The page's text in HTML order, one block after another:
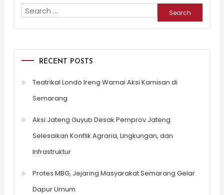
Search
for:
RECENT POSTS
Teatrikal Londo Ireng Warnai Aksi Kamisan di
Semarang
Aksi Jateng Guyub Desak Pemprov Jateng
Selesaikan Konflik Agraria, Lingkungan, dan
Infrastruktur
Protes MBG, Jejaring Masyarakat Semarang Gelar
Dapur Umum